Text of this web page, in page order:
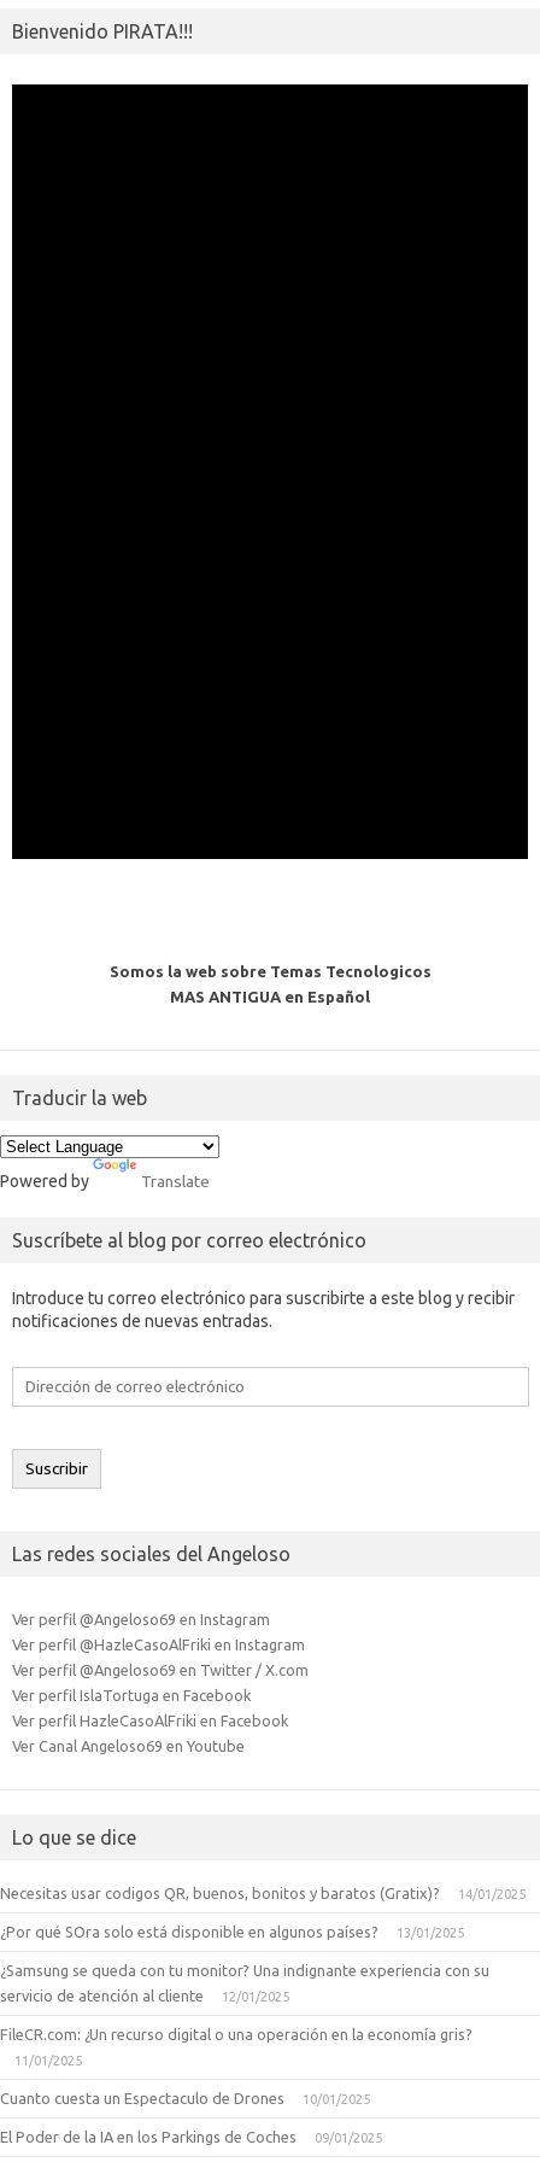
Bienvenido PIRATA!!!
Somos la web sobre Temas Tecnologicos
MAS ANTIGUA en Español
Traducir la web
Powered by Translate
Suscríbete al blog por correo electrónico
Introduce tu correo electrónico para suscribirte a este blog y recibir
notificaciones de nuevas entradas.
Dirección
electrónico
Suscribir
Las redes sociales del Angeloso
Ver perfil @Angeloso69 en Instagram
Ver perfil @HazleCasoAlFriki en Instagram
Ver perfil @Angeloso69 en Twitter / X.com
Ver perfil IslaTortuga en Facebook
Ver perfil HazleCasoAlFriki en Facebook
Ver Canal Angeloso69 en Youtube
Lo que se dice
Necesitas usar codigos QR, buenos, bonitos y baratos (Gratix)? 14/01/2025
¿Por qué SOra solo está disponible en algunos países? 13/01/2025
¿Samsung se queda con tu monitor? Una indignante experiencia con su
servicio de atención al cliente
12/01/2025
FileCR.com: ¿Un recurso digital o una operación en la economía gris?
11/01/2025
Cuanto cuesta un Espectaculo de Drones 10/01/2025
El Poder de la IA en los Parkings de Coches 09/01/2025